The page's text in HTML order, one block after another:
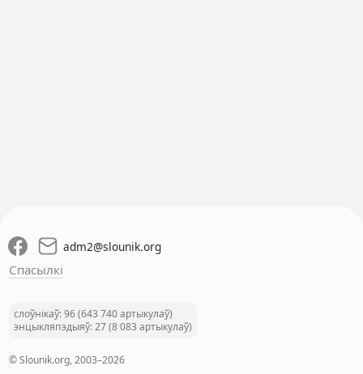
adm2@slounik.org
Спасылкі
слоўнікаў: 96 (643 740 артыкулаў)
энцыкляпэдыяў: 27 (8 083 артыкулаў)
© Slounik.org, 2003–2026